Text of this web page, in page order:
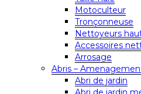
Motoculteur
Tronçonneuse
Nettoyeurs
Accessoires
Arrosage
Abris –
Abri de jardin